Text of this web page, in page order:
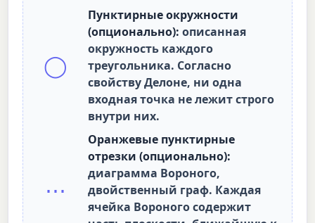
◯
Пунктирные окружности
(опционально): описанная
окружность каждого
треугольника. Согласно
свойству Делоне, ни одна
входная точка не лежит строго
внутри них.
⋯
Оранжевые пунктирные
отрезки (опционально):
диаграмма Вороного,
двойственный граф. Каждая
ячейка Вороного содержит